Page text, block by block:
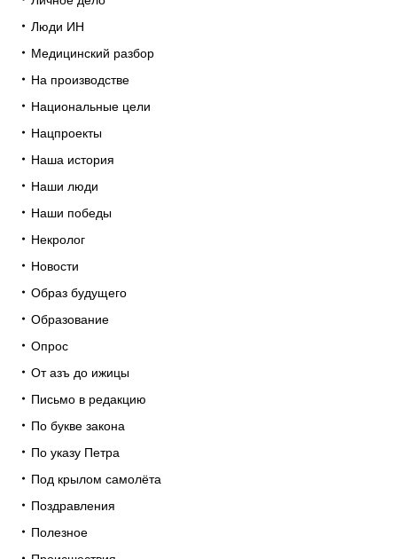
Люди ИН
Медицинский разбор
На производстве
Национальные цели
Нацпроекты
Наша история
Наши люди
Наши победы
Некролог
Новости
Образ будущего
Образование
Опрос
От азъ до ижицы
Письмо в редакцию
По букве закона
По указу Петра
Под крылом самолёта
Поздравления
Полезное